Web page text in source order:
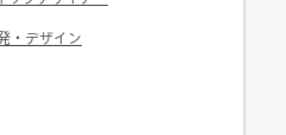
・デザイン